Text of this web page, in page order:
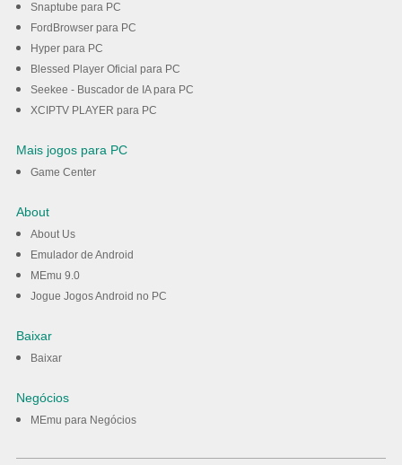
Snaptube para PC
FordBrowser para PC
Hyper para PC
Blessed Player Oficial para PC
Seekee - Buscador de IA para PC
XCIPTV PLAYER para PC
Mais jogos para PC
Game Center
About
About Us
Emulador de Android
MEmu 9.0
Jogue Jogos Android no PC
Baixar
Baixar
Negócios
MEmu para Negócios